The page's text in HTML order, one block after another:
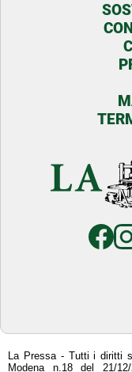
La Pressa - Tutti i diritti
Modena n.18 del 21/